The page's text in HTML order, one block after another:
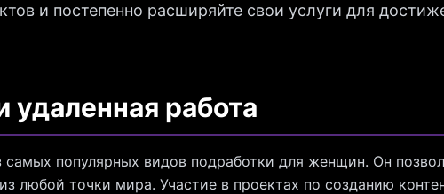
и постепенно расширяйте свои услуги для
удаленная работа
популярных видов подработки для женщин. Он
любой точки мира. Участие в проектах по созданию